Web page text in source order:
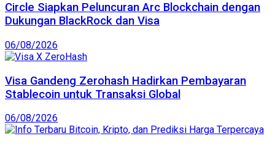
Circle Siapkan Peluncuran Arc Blockchain dengan
Dukungan BlackRock dan Visa
06/08/2026
Visa Gandeng Zerohash Hadirkan Pembayaran
Stablecoin untuk Transaksi Global
06/08/2026